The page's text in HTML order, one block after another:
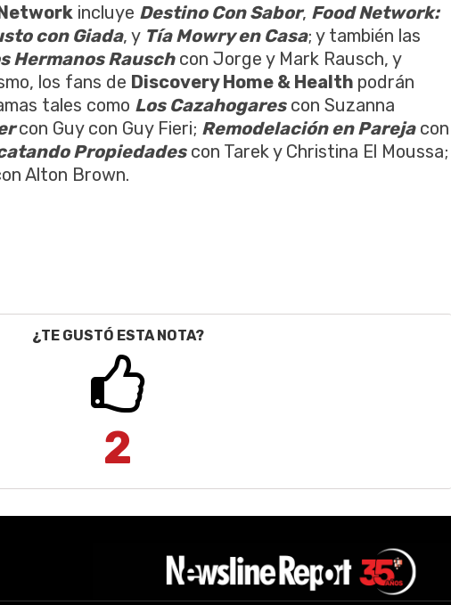
incluye Destino Con Sabor, Food Network:
con Giada, y Tía Mowry en Casa; y también las
Hermanos Rauschcon Jorge y Mark Rausch, y
los fans de Discovery Home & Health podrán
tales como Los Cazahogarescon Suzanna
con Guy con Guy Fieri; Remodelación en Parejacon
Propiedadescon Tarek y Christina El Moussa;
Alton Brown.
¿TE GUSTÓ ESTA NOTA?
2